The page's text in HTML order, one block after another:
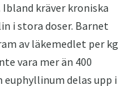
kräver kroniska
i stora doser. Barnet
av läkemedlet per kg
vara mer än 400
delas upp i